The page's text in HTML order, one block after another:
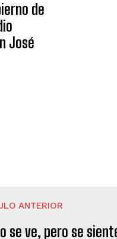
de
José
ANTERIOR